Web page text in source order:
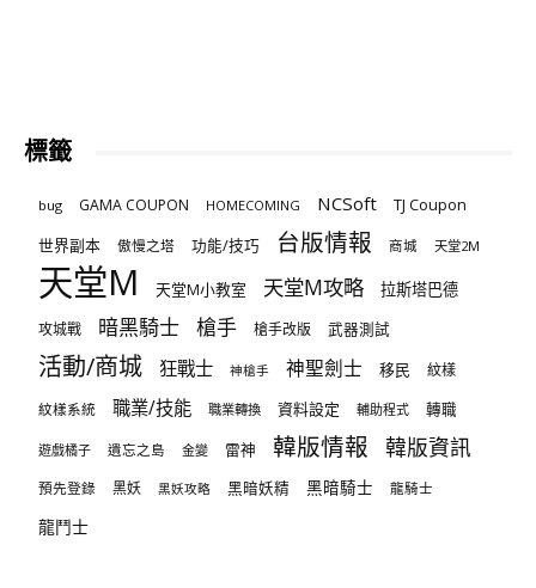
標籤
bug GAMA COUPON HOMECOMING NCSoft
TJ Coupon
世界副本
傲慢之塔 功能/技巧 台版情報 商城 天堂2M
天堂M 天堂M小教室 天堂M攻略 拉斯塔巴德
攻城戰 暗黑騎士 槍手 槍手改版 武器測試
活動/商城 狂戰士 神槍手 神聖劍士 移民 紋樣
紋樣系統 職業/技能 職業轉換 資料設定 輔助程式 轉職
遊戲橘子 遺忘之島 金變 雷神 韓版情報 韓版資訊
預先登錄 黑妖 黑妖攻略 黑暗妖精 黑暗騎士 龍騎士
龍鬥士